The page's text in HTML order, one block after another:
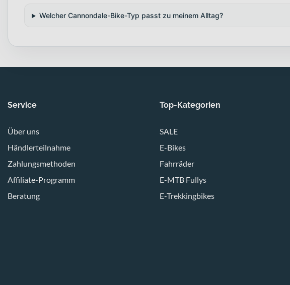
Welcher Cannondale-Bike-Typ passt zu meinem Alltag?
Service
Über uns
Händlerteilnahme
Zahlungsmethoden
Affiliate-Programm
Beratung
Top-Kategorien
SALE
E-Bikes
Fahrräder
E-MTB Fullys
E-Trekkingbikes